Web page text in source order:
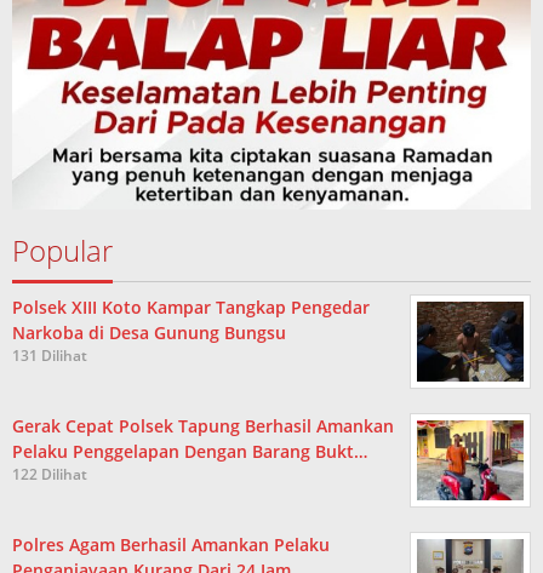
Popular
Polsek XIII Koto Kampar Tangkap Pengedar
Narkoba di Desa Gunung Bungsu
131 Dilihat
Gerak Cepat Polsek Tapung Berhasil Amankan
Pelaku Penggelapan Dengan Barang Bukt…
122 Dilihat
Polres Agam Berhasil Amankan Pelaku